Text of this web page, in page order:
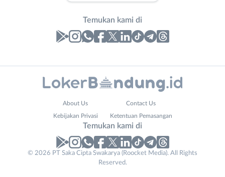
Temukan kami di
Lowongan
No. Telp /
About Us Contact Us
Kebijakan Privasi Ketentuan Pemasangan
Temukan kami di
© 2026 PT Saka Cipta Swakarya (Roocket Media). All Rights
Reserved.